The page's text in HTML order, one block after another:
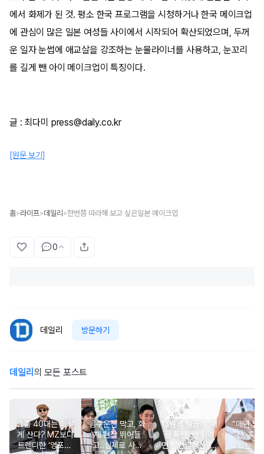
에서 화제가 된 것. 평소 한국 프로그램을 시청하거나 한국 메이크업
에 관심이 많은 일본 여성들 사이에서 시작되어 확산되었으며, 두꺼
운 일자 눈썹에 애교살을 강조하는 눈물라이너를 사용하고, 눈꼬리
를 길게 뺀 아이 메이크업이 특징이다.
글 : 최다미 press@daily.co.kr
[원문 보기]
홈>라이프>데일리 >한번쯤 따라해 보고 싶은일본 메이크업
0
데일리 방문하기
데일리 의 모든 포스트
요즘 40대는 이렇
게 산다? MZ보다
트렌디한 ‘영포티’
음주운전 막고, 화
재 현장 뛰어들
고..실제로 사람
13월의 월급이 '세
금 폭탄' 안 되려
면? '연말정산' 핵
“매년 받
진, 혹시
있는 건